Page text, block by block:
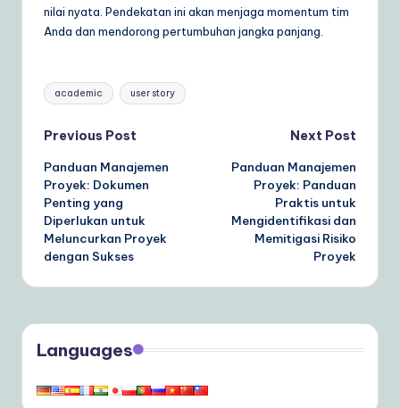
nilai nyata. Pendekatan ini akan menjaga momentum tim
Anda dan mendorong pertumbuhan jangka panjang.
Tags:
academic user story
Post
navigation
Previous Post
Panduan Manajemen
Proyek: Dokumen
Penting yang
Diperlukan untuk
Meluncurkan Proyek
dengan Sukses
Next Post
Panduan Manajemen
Proyek: Panduan
Praktis untuk
Mengidentifikasi dan
Memitigasi Risiko
Proyek
Languages